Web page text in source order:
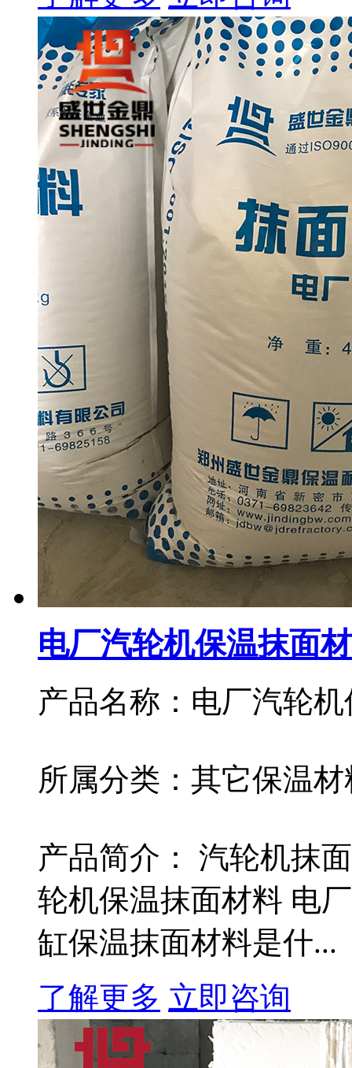
电厂汽轮机保温抹面
产品名称：电厂汽轮
所属分类：其它保温
产品简介： 汽轮机抹
轮机保温抹面材料 电
缸保温抹面材料是什...
了解更多 立即咨询